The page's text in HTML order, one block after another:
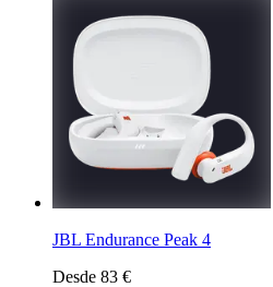
JBL Endurance Peak 4
Desde 83 €